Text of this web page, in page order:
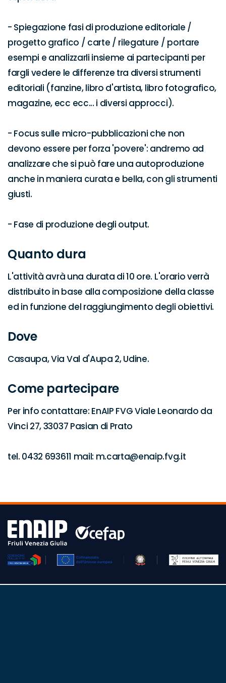
- Spiegazione fasi di produzione editoriale /
progetto grafico / carte / rilegature / portare
esempi e analizzarli insieme ai partecipanti per
fargli vedere le differenze tra diversi strumenti
editoriali (fanzine, libro d'artista, libro fotografico,
magazine, ecc ecc... i diversi approcci).
- Focus sulle micro-pubblicazioni che non
devono essere per forza 'povere': andremo ad
analizzare che si può fare una autoproduzione
anche in maniera curata e bella, con gli strumenti
giusti.
- Fase di produzione degli output.
Quanto dura
L'attività avrà una durata di 10 ore. L'orario verrà
distribuito in base alla composizione della classe
ed in funzione del raggiungimento degli obiettivi.
Dove
Casaupa, Via Val d'Aupa 2, Udine.
Come partecipare
Per info contattare: EnAIP FVG Viale Leonardo da
Vinci 27, 33037 Pasian di Prato
tel. 0432 693611 mail: m.carta@enaip.fvg.it